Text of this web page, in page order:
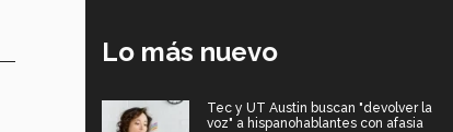
Lo más nuevo
Tec y UT Austin buscan "devolver la
voz" a hispanohablantes con afasia